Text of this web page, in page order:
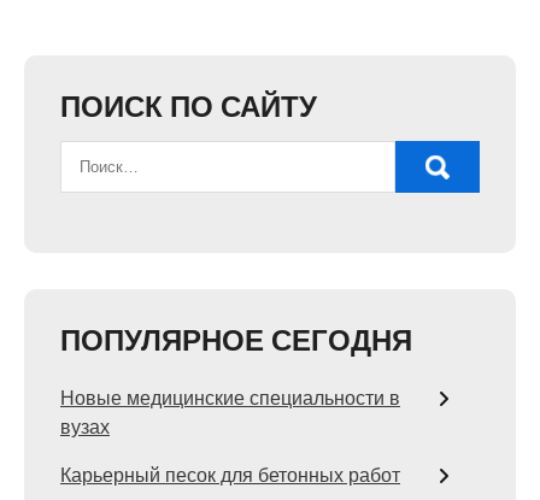
ПОИСК ПО САЙТУ
ПОПУЛЯРНОЕ СЕГОДНЯ
Новые медицинские специальности в
вузах
Карьерный песок для бетонных работ